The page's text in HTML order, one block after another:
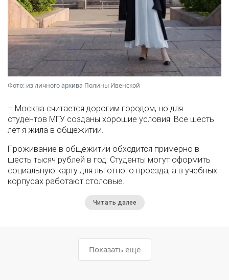
Фото: из личного архива Полины Ивенской
– Москва считается дорогим городом, но для
студентов МГУ созданы хорошие условия. Все шесть
лет я жила в общежитии.
Проживание в общежитии обходится примерно в
шесть тысяч рублей в год. Студенты могут оформить
социальную карту для льготного проезда, а в учебных
корпусах работают столовые.
Читать далее
Показать ещё